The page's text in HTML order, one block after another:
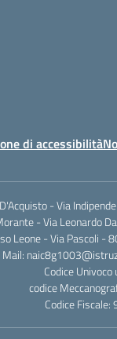
di accessibilità
- Via
- Via Leonardo
Leone - Via Pascoli -
Codice Univoco
codice
Codice